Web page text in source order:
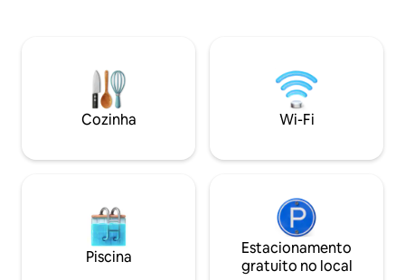
lavar roupas e secadora de roupas. Wi-Fi
Starlink. Smart TV no lounge e quarto
principal. KS inflável adicional com roupa
de cama disponível mediante solicitação.
se sente como se
floresta tropical.
Cozinha Wi-Fi
Piscina
Estacionamento
gratuito no local